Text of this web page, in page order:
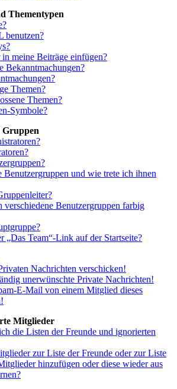
Thementypen
benutzen?
meine Beiträge einfügen?
Bekanntmachungen?
Themen?
Themen?
Symbole?
Gruppen
Benutzergruppen und wie trete ich ihnen
verschiedene Benutzergruppen farbig
„Das Team“-Link auf der Startseite?
Nachrichten verschicken!
unerwünschte Private Nachrichten!
E-Mail von einem Mitglied dieses
Mitglieder
die Listen der Freunde und ignorierten
zur Liste der Freunde oder zur Liste
hinzufügen oder diese wieder aus